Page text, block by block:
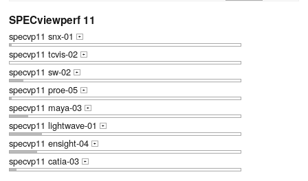
SPECviewperf 11
specvp11 snx-01 +
specvp11 tcvis-02 +
specvp11 sw-02 +
specvp11 proe-05 +
specvp11 maya-03 +
specvp11 lightwave-01 +
specvp11 ensight-04 +
specvp11 catia-03 +